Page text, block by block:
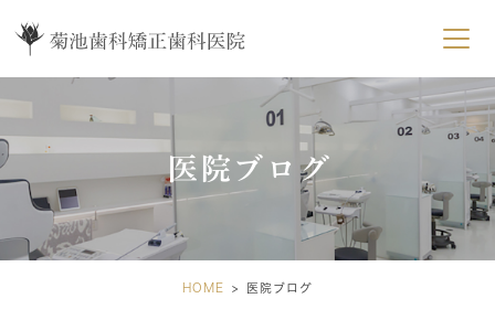
医院ブログ
HOME 医院ブログ